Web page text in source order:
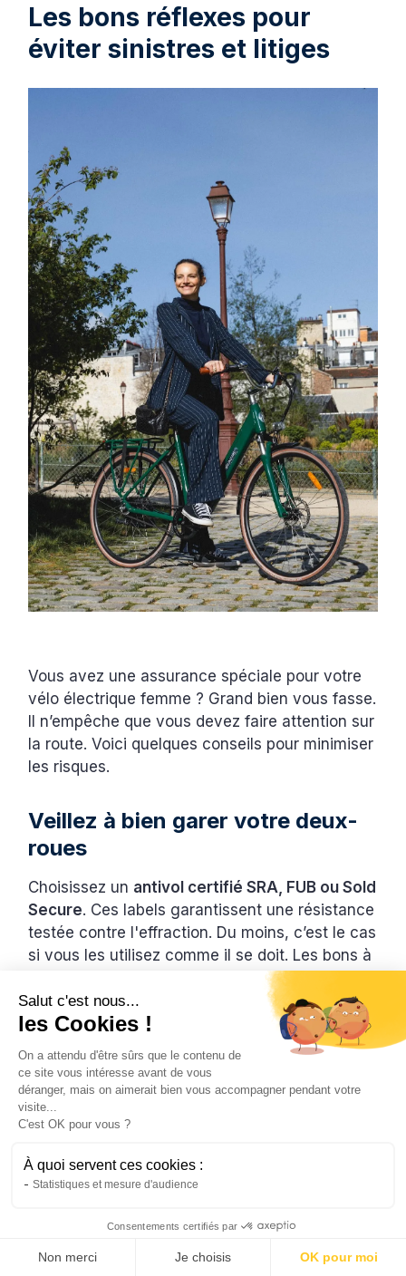
Les bons réflexes pour
éviter sinistres et litiges
Vous avez une assurance spéciale pour votre
vélo électrique femme ? Grand bien vous fasse.
Il n’empêche que vous devez faire attention sur
la route. Voici quelques conseils pour minimiser
les risques.
Veillez à bien garer votre deux-
roues
Choisissez un antivol certifié SRA, FUB ou Sold
Secure. Ces labels garantissent une résistance
testée contre l'effraction. Du moins, c’est le cas
si vous les utilisez comme il se doit. Les bons à
Attachez toujours le cadre et la roue avant
Évitez les poteaux amovibles, grillages ou
sol ou les structures métalliques robustes.
allez ainsi éviter la surveillance des voleurs.
Choisissez des zones éclairées et fréquentées.
Salut c'est nous...
les Cookies !
On a attendu d'être sûrs que le contenu de
ce site vous intéresse avant de vous
déranger, mais on aimerait bien vous accompagner pendant votre
visite...
C'est OK pour vous ?
À quoi servent ces cookies :
Statistiques et mesure d'audience
Consentements certifiés par
Non merci Je choisis OK pour moi